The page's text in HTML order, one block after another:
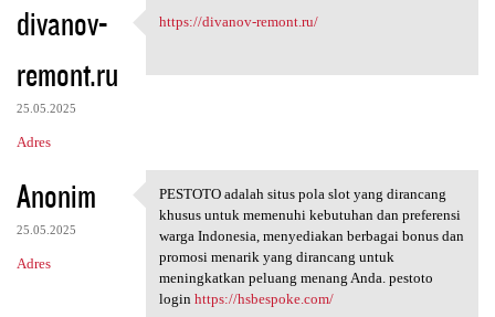
divanov-
remont.ru
25.05.2025
Adres
https://divanov-remont.ru/
https://divanov-remont.ru/
Anonim
25.05.2025
Adres
PESTOTO adalah situs pola
PESTOTO adalah situs pola slot yang dirancang
khusus untuk memenuhi kebutuhan dan preferensi
warga Indonesia, menyediakan berbagai bonus dan
promosi menarik yang dirancang untuk
meningkatkan peluang menang Anda. pestoto
login https://hsbespoke.com/